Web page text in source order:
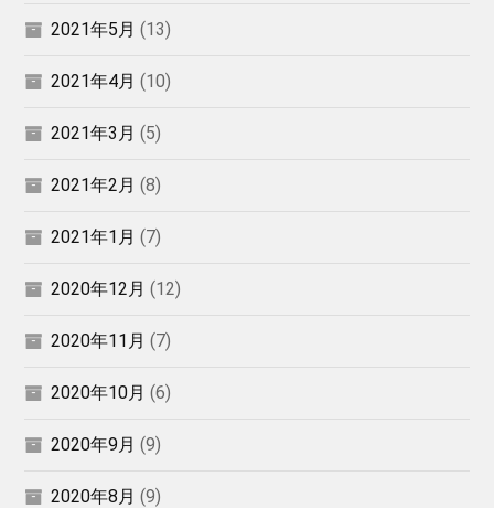
2021年5月 (13)
2021年4月 (10)
2021年3月 (5)
2021年2月 (8)
2021年1月 (7)
2020年12月 (12)
2020年11月 (7)
2020年10月 (6)
2020年9月 (9)
2020年8月 (9)